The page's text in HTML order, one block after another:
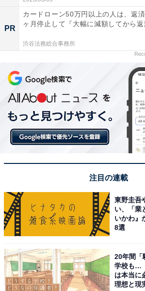
PR
カードローン50万円以上の人は、返
ヶ月停止して『大幅に減額してから
渋谷法務総合事務所
注目の連載
東野圭吾
い、「業
いかわ』
8選
20年間「
学校も…
は本当に
理想と現